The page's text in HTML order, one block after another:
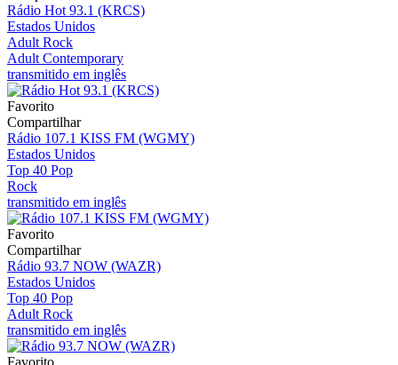
Rádio Hot 93.1 (KRCS)
Estados Unidos
Adult Rock
Adult Contemporary
transmitido em inglês
Favorito
Compartilhar
Rádio 107.1 KISS FM (WGMY)
Estados Unidos
Top 40 Pop
Rock
transmitido em inglês
Favorito
Compartilhar
Rádio 93.7 NOW (WAZR)
Estados Unidos
Top 40 Pop
Adult Rock
transmitido em inglês
Favorito